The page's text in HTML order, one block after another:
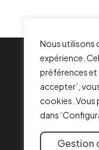
Nous utilisons
expérience.
préférences et
accepter’,
cookies. Vous
dans
Gestion
Contact
Mentions
Politique de
FAQ